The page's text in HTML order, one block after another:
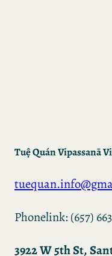
Tuệ Quán Vipassanā
Phonelink: (657)
3922 W 5th St,